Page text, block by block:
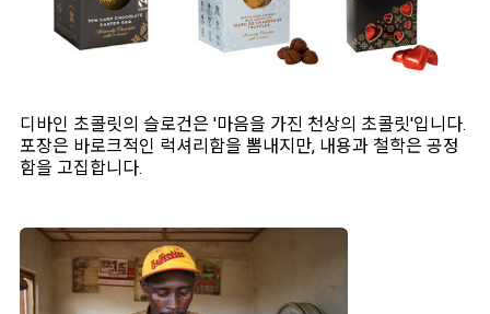
디바인 초콜릿의 슬로건은 '마음을 가진 천상의 초콜릿'입니다.
포장은 바로크적인 럭셔리함을 뽐내지만, 내용과 철학은 공정
함을 고집합니다.